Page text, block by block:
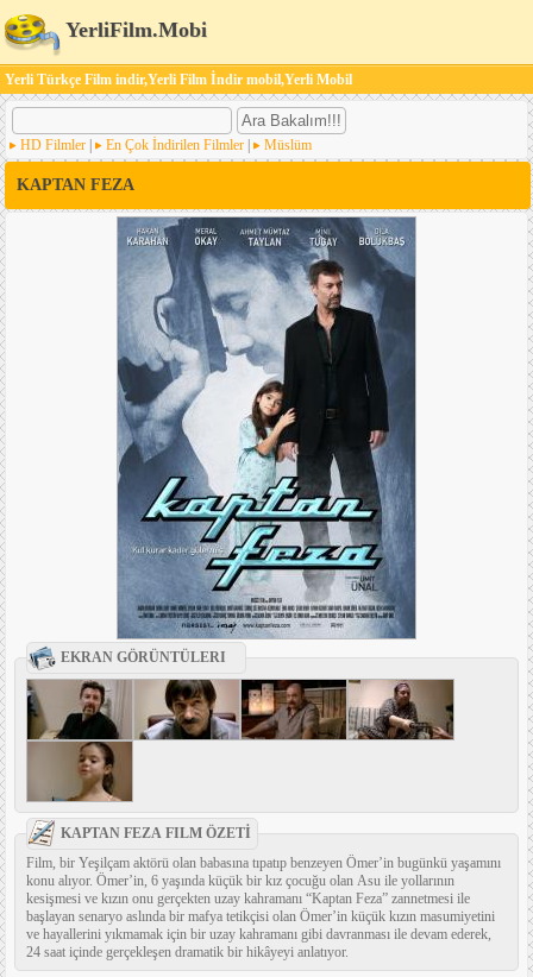
YerliFilm.Mobi
Yerli Türkçe Film indir,Yerli Film İndir mobil,Yerli Mobil
HD Filmler En Çok İndirilen Filmler Müslüm
KAPTAN FEZA
EKRAN GÖRÜNTÜLERI
KAPTAN FEZA FILM ÖZETİ
Film, bir Yeşilçam aktörü olan babasına tıpatıp benzeyen Ömer’in bugünkü yaşamını
konu alıyor. Ömer’in, 6 yaşında küçük bir kız çocuğu olan Asu ile yollarının
kesişmesi ve kızın onu gerçekten uzay kahramanı “Kaptan Feza” zannetmesi ile
başlayan senaryo aslında bir mafya tetikçisi olan Ömer’in küçük kızın masumiyetini
ve hayallerini yıkmamak için bir uzay kahramanı gibi davranması ile devam ederek,
24 saat içinde gerçekleşen dramatik bir hikâyeyi anlatıyor.